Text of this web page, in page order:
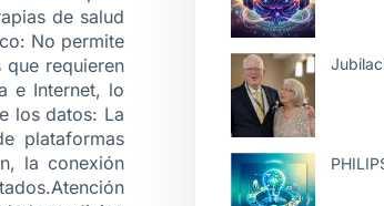
de salud
No permite
requieren
e Internet, lo
los datos: La
plataformas
la conexión